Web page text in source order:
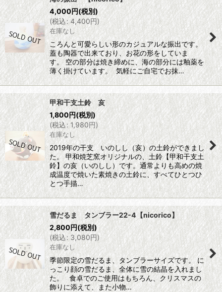
4,000円(税別)
(税込: 4,400円)
在庫なし
ころんと可愛らしい形のカジュアルな振出です。
蓋も陶器で出来ており、お花の形をしていま
す。 空の部分は焼き締めに、海の部分には釉薬を
薄く掛けています。 気軽にご自宅でお抹…
甲和干支土鈴 亥
1,800円(税別)
(税込: 1,980円)
在庫なし
2019年の干支 いのしし（亥）の土鈴ができまし
た。 甲和焼芝窯オリジナルの、土鈴【甲和干支土
鈴】の亥（いのしし）です。通常よりも高めの焼
成温度で焼いた素焼きの土鈴に、すべてひとつひ
とつ手描…
雪だるま タンブラー22-4【nicorico】
2,800円(税別)
(税込: 3,080円)
在庫なし
季節限定の雪だるま、タンブラーサイズです。 に
っこり顔の雪だるま、全体に雪の結晶を入れまし
た。 食卓でのご使用はもちろん、クリスマスの
飾りに添えて、また小物…